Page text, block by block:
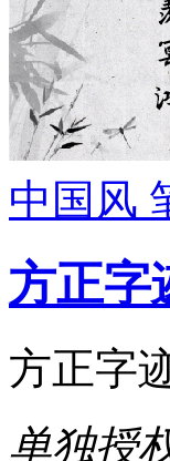
中国风
方正字
方正字
单独授